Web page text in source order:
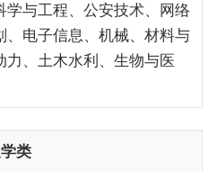
与工程、公安技术、网络
、电子信息、机械、材料与
力、土木水利、生物与医
类